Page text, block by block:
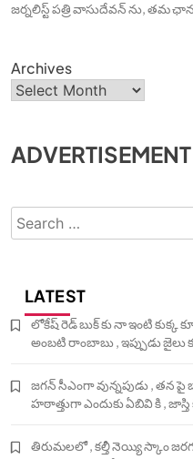
జర్నలిస్ట్ పత్రి వాసుదేవన్ ను, తమ
Archives
ADVERTISEMENT
Search
for:
LATEST
లోకేష్ రెడ్ బుక్ కు నా ఇంటి
అంబటి రాంబాబు , ఇప్పుడు జైలు
జగన్ సీఎంగా వున్నపుడు , తన
హఠాత్తుగా ఎందుకు ఏబివి కి ,
తిరుమలలో , కల్తీ నెయ్యి స్కాం